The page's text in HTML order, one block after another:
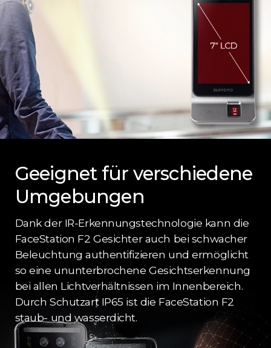
Geeignet für verschiedene
Umgebungen
Dank der IR-Erkennungstechnologie kann die
FaceStation F2 Gesichter auch bei schwacher
Beleuchtung authentifizieren und ermöglicht
so eine ununterbrochene Gesichtserkennung
bei allen Lichtverhältnissen im Innenbereich.
Durch Schutzart IP65 ist die FaceStation F2
staub- und wasserdicht.